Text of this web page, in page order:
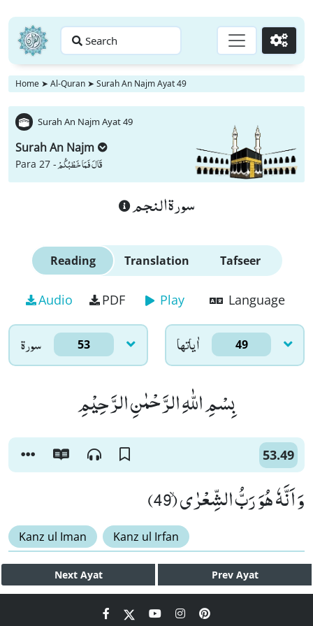
Search Go
Home ➤ Al-Quran ➤ Surah An Najm Ayat 49
Surah An Najm Ayat 49
Surah An Najm
Para 27 -قَالَ فَمَا خَطْبُكُمْ
سورة النجم
Reading Translation Tafseer
Audio PDF Play Language
سورۃ 53 اٰياتها 49
بِسْمِ اللّٰهِ الرَّحْمٰنِ الرَّحِیْمِ
53.49
وَ اَنَّهٗ هُوَ رَبُّ الشِّعْرٰىۙ (49)
Kanz ul Iman Kanz ul Irfan
Next Ayat Prev Ayat